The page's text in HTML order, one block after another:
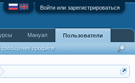
Войти или зарегистрироваться
Мануал Пользователи
профиля